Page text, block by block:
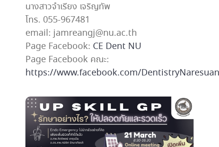
นางสาวจำเรียง เจริญทัพ
โทร. 055-967481
email: jamreangj@nu.ac.th
Page Facebook: CE Dent NU
Page Facebook คณะ:
https://www.facebook.com/